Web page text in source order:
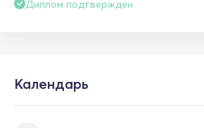
Диплом подтвержден
Календарь